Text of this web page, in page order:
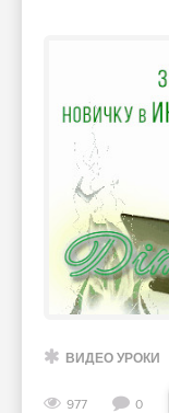
ВИДЕО УРОКИ
977 0